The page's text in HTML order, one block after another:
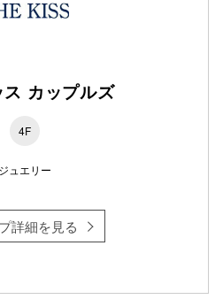
カップルズ
4F
ジュエリー
詳細を見る